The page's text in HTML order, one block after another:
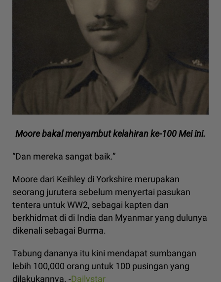
Moore bakal menyambut kelahiran ke-100 Mei ini.
“Dan mereka sangat baik.”
Moore dari Keihley di Yorkshire merupakan
seorang jurutera sebelum menyertai pasukan
tentera untuk WW2, sebagai kapten dan
berkhidmat di di India dan Myanmar yang dulunya
dikenali sebagai Burma.
Tabung dananya itu kini mendapat sumbangan
lebih 100,000 orang untuk 100 pusingan yang
dilakukannya. -Dailystar